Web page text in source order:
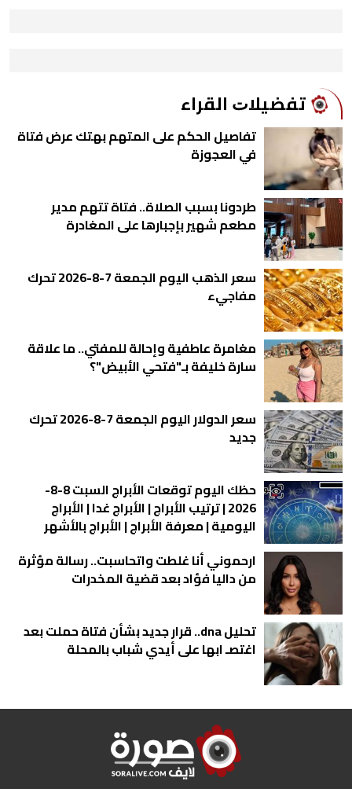
ﺗﻔﻀﻴﻼﺕ اﻟﻘﺮاء
تفاصيل الحكم على المتهم بهتك عرض فتاة
في العجوزة
طردونا بسبب الصلاة.. فتاة تتهم مدير
مطعم شهير بإجبارها على المغادرة
سعر الذهب اليوم الجمعة 7-8-2026 تحرك
مفاجيء
مغامرة عاطفية وإحالة للمفتي.. ما علاقة
سارة خليفة بـ"فتحي الأبيض"؟
سعر الدولار اليوم الجمعة 7-8-2026 تحرك
جديد
حظك اليوم توقعات الأبراج السبت 8-8-
2026 | ترتيب الأبراج | الأبراج غدا | الأبراج
اليومية | معرفة الأبراج | الأبراج بالأشهر
ارحموني أنا غلطت واتحاسبت.. رسالة مؤثرة
من داليا فؤاد بعد قضية المخدرات
تحليل dna.. قرار جديد بشأن فتاة حملت بعد
اغتصـ ابها على أيدي شباب بالمحلة